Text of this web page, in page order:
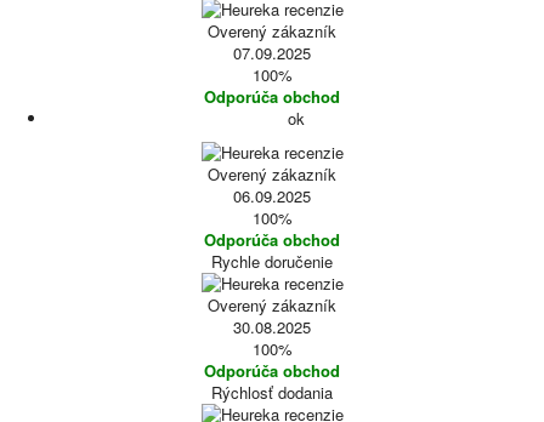
Overený zákazník
07.09.2025
100%
Odporúča obchod
ok
Overený zákazník
06.09.2025
100%
Odporúča obchod
Rychle doručenie
Overený zákazník
30.08.2025
100%
Odporúča obchod
Rýchlosť dodania